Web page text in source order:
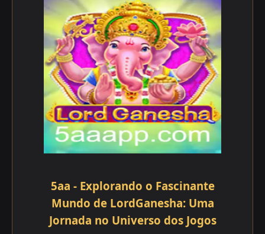
5aa - Explorando o Fascinante
Mundo de LordGanesha: Uma
Jornada no Universo dos Jogos